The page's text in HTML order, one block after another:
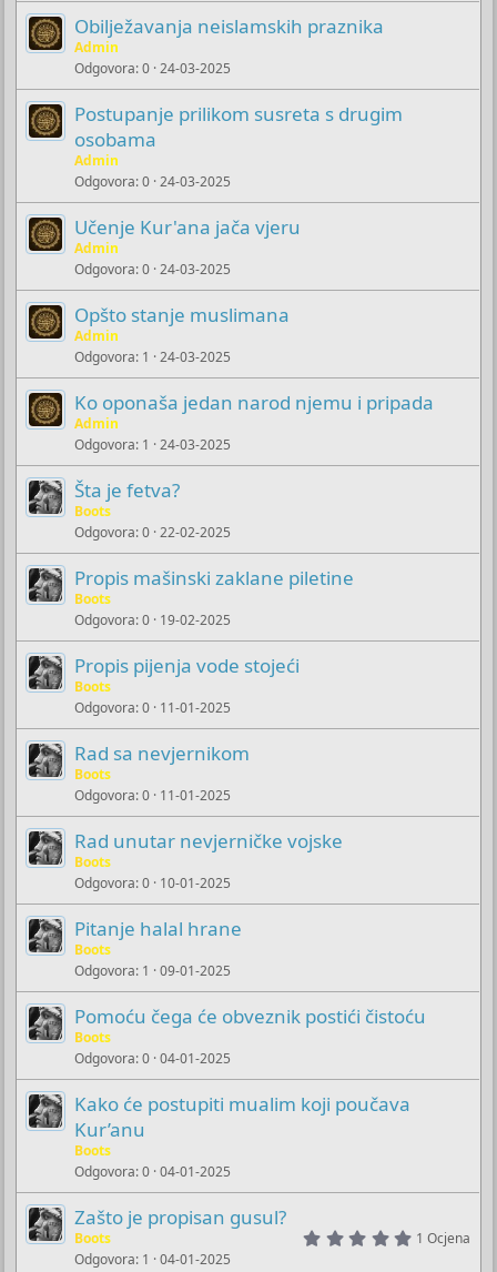
Obilježavanja neislamskih praznika
Admin
Odgovora 0 24-03-2025
Postupanje prilikom susreta s drugim
osobama
Admin
Odgovora 0 24-03-2025
Učenje Kur'ana jača vjeru
Admin
Odgovora 0 24-03-2025
Opšto stanje muslimana
Admin
Odgovora 1 24-03-2025
Ko oponaša jedan narod njemu i pripada
Admin
Odgovora 1 24-03-2025
Šta je fetva?
Boots
Odgovora 0 22-02-2025
Propis mašinski zaklane piletine
Boots
Odgovora 0 19-02-2025
Propis pijenja vode stojeći
Boots
Odgovora 0 11-01-2025
Rad sa nevjernikom
Boots
Odgovora 0 11-01-2025
Rad unutar nevjerničke vojske
Boots
Odgovora 0 10-01-2025
Pitanje halal hrane
Boots
Odgovora 1 09-01-2025
Pomoću čega će obveznik postići čistoću
Boots
Odgovora 0 04-01-2025
Kako će postupiti mualim koji poučava
Kur’anu
Boots
Odgovora 0 04-01-2025
Zašto je propisan gusul?
51 Ocjena
Boots
Odgovora 1 04-01-2025